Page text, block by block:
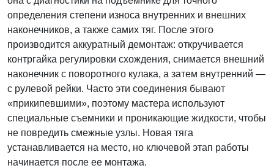
определения степени износа внутренних и внешних
наконечников, а также самих тяг. После этого
производится аккуратный демонтаж: откручивается
контргайка регулировки схождения, снимается внешний
наконечник с поворотного кулака, а затем внутренний —
с рулевой рейки. Часто эти соединения бывают
«прикипевшими», поэтому мастера используют
специальные съемники и проникающие жидкости, чтобы
не повредить смежные узлы. Новая тяга
устанавливается на место, но ключевой этап работы
начинается после ее монтажа.